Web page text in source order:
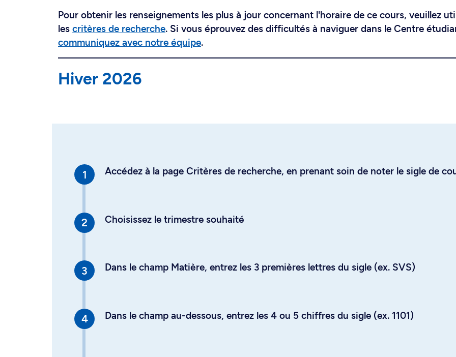
Pour obtenir les renseignements les plus à jour concernant l'horaire de ce cours, veuillez
les critères de recherche. Si vous éprouvez des difficultés à naviguer dans le Centre
communiquez avec notre équipe.
Hiver 2026
Accédez à la page Critères de recherche, en prenant soin de noter le sigle de
Choisissez le trimestre souhaité
Dans le champ Matière, entrez les 3 premières lettres du sigle (ex. SVS)
Dans le champ au-dessous, entrez les 4 ou 5 chiffres du sigle (ex. 1101)